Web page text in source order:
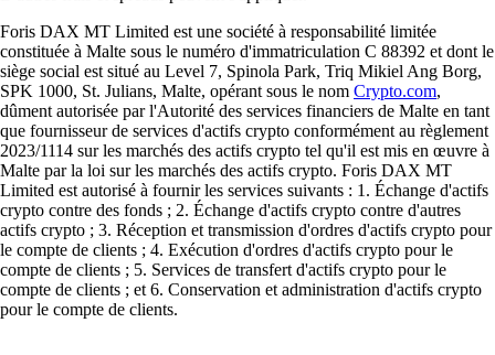
Foris DAX MT Limited est une société à responsabilité limitée
constituée à Malte sous le numéro d'immatriculation C 88392 et dont le
siège social est situé au Level 7, Spinola Park, Triq Mikiel Ang Borg,
SPK 1000, St. Julians, Malte, opérant sous le nom Crypto.com,
dûment autorisée par l'Autorité des services financiers de Malte en tant
que fournisseur de services d'actifs crypto conformément au règlement
2023/1114 sur les marchés des actifs crypto tel qu'il est mis en œuvre à
Malte par la loi sur les marchés des actifs crypto. Foris DAX MT
Limited est autorisé à fournir les services suivants : 1. Échange d'actifs
crypto contre des fonds ; 2. Échange d'actifs crypto contre d'autres
actifs crypto ; 3. Réception et transmission d'ordres d'actifs crypto pour
le compte de clients ; 4. Exécution d'ordres d'actifs crypto pour le
compte de clients ; 5. Services de transfert d'actifs crypto pour le
compte de clients ; et 6. Conservation et administration d'actifs crypto
pour le compte de clients.